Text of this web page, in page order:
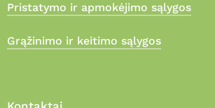
Pristatymo ir apmokėjimo sąlygos
Grąžinimo ir keitimo sąlygos